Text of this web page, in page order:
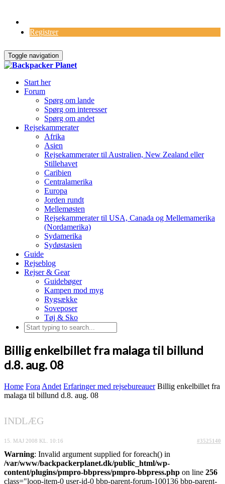
Registrer
Toggle navigation
Start her
Forum
Spørg om lande
Spørg om interesser
Spørg om andet
Rejsekammerater
Afrika
Asien
Rejsekammerater til Australien, New Zealand eller
Stillehavet
Caribien
Centralamerika
Europa
Jorden rundt
Mellemøsten
Rejsekammerater til USA, Canada og Mellemamerika
(Nordamerika)
Sydamerika
Sydøstasien
Guide
Rejseblog
Rejser & Gear
Guidebøger
Kampen mod myg
Rygsække
Soveposer
Tøj & Sko
Billig enkelbillet fra malaga til billund
d.8. aug. 08
Home Fora Andet Erfaringer med rejsebureauer Billig enkelbillet fra
malaga til billund d.8. aug. 08
INDLÆG
15. MAJ 2008 KL. 10:16 #3525140
Warning: Invalid argument supplied for foreach() in
/var/www/backpackerplanet.dk/public_html/wp-
content/plugins/pmpro-bbpress/pmpro-bbpress.php on line 256
class="loop-item-0 user-id-0 bbp-parent-forum-100136 bbp-parent-